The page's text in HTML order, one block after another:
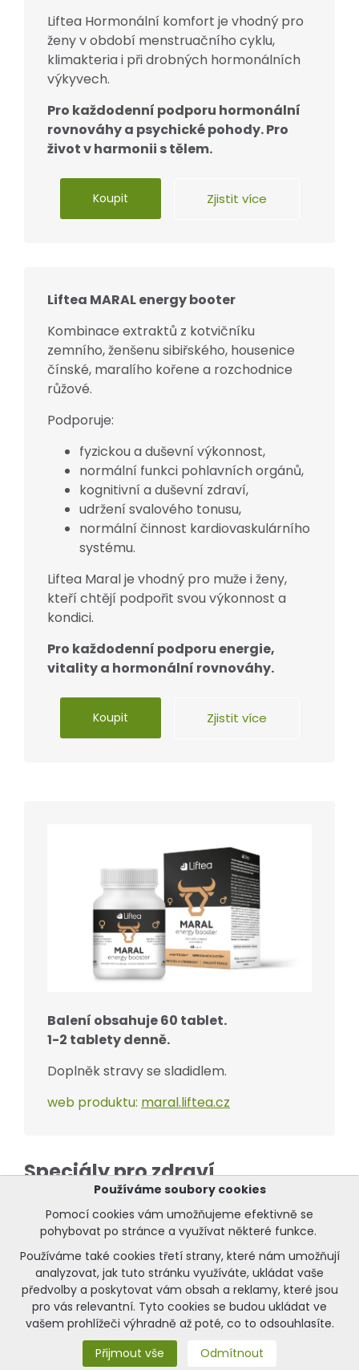
Používáme soubory cookies
Pomocí cookies vám umožňujeme efektivně se
pohybovat po stránce a využívat některé funkce.
Používáme také cookies třetí strany, které nám umožňují
analyzovat, jak tuto stránku využíváte, ukládat vaše
předvolby a poskytovat vám obsah a reklamy, které jsou
pro vás relevantní. Tyto cookies se budou ukládat ve
vašem prohlížeči výhradně až poté, co to odsouhlasíte.
Přijmout vše
Odmítnout
Liftea Hormonální komfort je vhodný pro
ženy v období menstruačního cyklu,
klimakteria i při drobných hormonálních
výkyvech.
Pro každodenní podporu hormonální
rovnováhy a psychické pohody. Pro
život v harmonii s tělem.
Koupit Zjistit více
Liftea MARAL energy booter
Kombinace extraktů z kotvičníku
zemního, ženšenu sibiřského, housenice
čínské, maralího kořene a rozchodnice
růžové.
Podporuje:
fyzickou a duševní výkonnost,
normální funkci pohlavních orgánů,
kognitivní a duševní zdraví,
udržení svalového tonusu,
normální činnost kardiovaskulárního
systému.
Liftea Maral je vhodný pro muže i ženy,
kteří chtějí podpořit svou výkonnost a
kondici.
Pro každodenní podporu energie,
vitality a hormonální rovnováhy.
Koupit Zjistit více
Balení obsahuje 60 tablet.
1-2 tablety denně.
Doplněk stravy se sladidlem.
web produktu: maral.liftea.cz
Speciály pro zdraví